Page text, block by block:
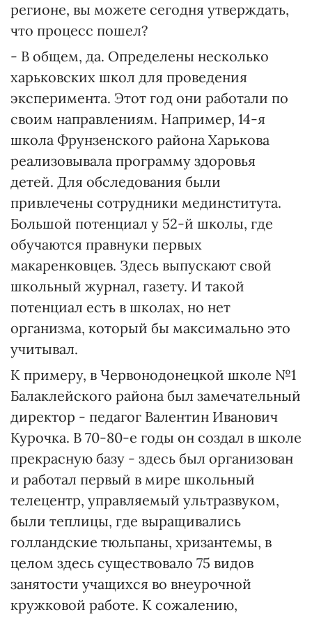
регионе, вы можете сегодня утверждать,
что процесс пошел?
- В общем, да. Определены несколько
харьковских школ для проведения
эксперимента. Этот год они работали по
своим направлениям. Например, 14-я
школа Фрунзенского района Харькова
реализовывала программу здоровья
детей. Для обследования были
привлечены сотрудники мединститута.
Большой потенциал у 52-й школы, где
обучаются правнуки первых
макаренковцев. Здесь выпускают свой
школьный журнал, газету. И такой
потенциал есть в школах, но нет
организма, который бы максимально это
учитывал.
К примеру, в Червонодонецкой школе №1
Балаклейского района был замечательный
директор - педагог Валентин Иванович
Курочка. В 70-80-е годы он создал в школе
прекрасную базу - здесь был организован
и работал первый в мире школьный
телецентр, управляемый ультразвуком,
были теплицы, где выращивались
голландские тюльпаны, хризантемы, в
целом здесь существовало 75 видов
занятости учащихся во внеурочной
кружковой работе. К сожалению,